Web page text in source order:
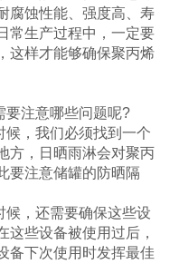
腐蚀性能、强度高、寿
常生产过程中，一定要
这样才能够确保聚丙烯
要注意哪些问题呢?
候，我们必须找到一个
方，日晒雨淋会对聚丙
要注意储罐的防晒隔
候，还需要确保这些设
这些设备被使用过后，
备下次使用时发挥最佳